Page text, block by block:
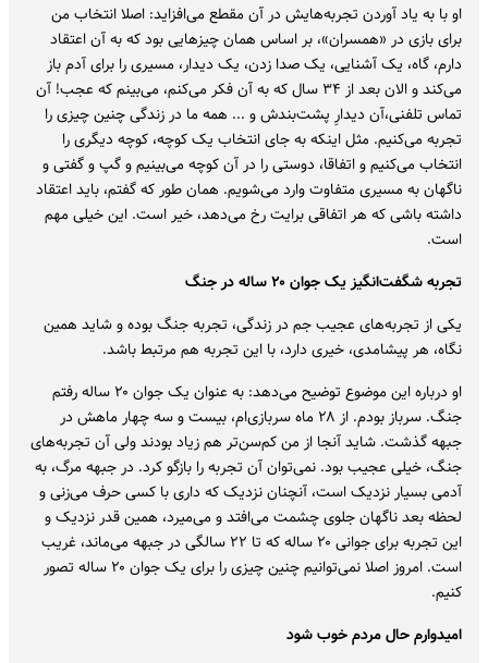
او با به یاد آوردن تجربه‌هایش در آن مقطع می‌افزاید: اصلا انتخاب من
برای بازی در «همسران»، بر اساس همان چیزهایی بود که به آن اعتقاد
دارم، گاه، یک آشنایی، یک صدا زدن، یک دیدار، مسیری را برای آدم باز
می‌کند و الان بعد از ۳۴ سال که به آن فکر می‌کنم، می‌بینم که عجب! آن
تماس تلفنی،آن دیدارِ پشت‌بندش و ... همه ما در زندگی چنین چیزی را
تجربه می‌کنیم. مثل اینکه به جای انتخاب یک کوچه، کوچه دیگری را
انتخاب می‌کنیم و اتفاقا، دوستی را در آن کوچه می‌بینیم و گپ و گفتی و
ناگهان به مسیری متفاوت وارد می‌شویم. همان طور که گفتم، باید اعتقاد
داشته باشی که هر اتفاقی برایت رخ می‌دهد، خیر است. این خیلی مهم
است.
تجربه شگفت‌انگیز یک جوان ۲۰ ساله در جنگ
یکی از تجربه‌های عجیب جم در زندگی، تجربه جنگ بوده و شاید همین
نگاه، هر پیشامدی، خیری دارد، با این تجربه هم مرتبط باشد.
او درباره این موضوع توضیح می‌دهد: به عنوان یک جوان ۲۰ ساله رفتم
جنگ. سرباز بودم. از ۲۸ ماه سربازی‌ام، بیست و سه چهار ماهش در
جبهه گذشت. شاید آنجا از من کم‌سن‌تر هم زیاد بودند ولی آن تجربه‌های
جنگ، خیلی عجیب بود. نمی‌توان آن تجربه را بازگو کرد. در جبهه مرگ، به
آدمی بسیار نزدیک است، آنچنان نزدیک که داری با کسی حرف می‌زنی و
لحظه بعد ناگهان جلوی چشمت می‌افتد و می‌میرد، همین قدر نزدیک و
این تجربه برای جوانی ۲۰ ساله که تا ۲۲ سالگی در جبهه می‌ماند، غریب
است. امروز اصلا نمی‌توانیم چنین چیزی را برای یک جوان ۲۰ ساله تصور
کنیم.
امیدوارم حال مردم خوب شود